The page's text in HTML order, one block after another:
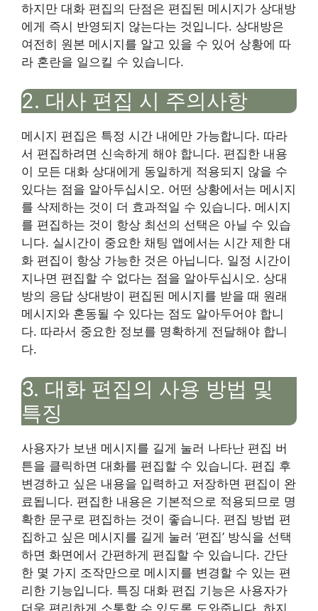
하지만 대화 편집의 단점은 편집된 메시지가 상대방
에게 즉시 반영되지 않는다는 것입니다. 상대방은
여전히 ​​원본 메시지를 알고 있을 수 있어 상황에 따
라 혼란을 일으킬 수 있습니다.
2. 대사 편집 시 주의사항
메시지 편집은 특정 시간 내에만 가능합니다. 따라
서 편집하려면 신속하게 해야 합니다. 편집한 내용
이 모든 대화 상대에게 동일하게 적용되지 않을 수
있다는 점을 알아두십시오. 어떤 상황에서는 메시지
를 삭제하는 것이 더 효과적일 수 있습니다. 메시지
를 편집하는 것이 항상 최선의 선택은 아닐 수 있습
니다. 실시간이 중요한 채팅 앱에서는 시간 제한 대
화 편집이 항상 가능한 것은 아닙니다. 일정 시간이
지나면 편집할 수 없다는 점을 알아두십시오. 상대
방의 응답 상대방이 편집된 메시지를 받을 때 원래
메시지와 혼동될 수 있다는 점도 알아두어야 합니
다. 따라서 중요한 정보를 명확하게 전달해야 합니
다.
3. 대화 편집의 사용 방법 및
특징
사용자가 보낸 메시지를 길게 눌러 나타난 편집 버
튼을 클릭하면 대화를 편집할 수 있습니다. 편집 후
변경하고 싶은 내용을 입력하고 저장하면 편집이 완
료됩니다. 편집한 내용은 기본적으로 적용되므로 명
확한 문구로 편집하는 것이 좋습니다. 편집 방법 편
집하고 싶은 메시지를 길게 눌러 ‘편집’ 방식을 선택
하면 화면에서 간편하게 편집할 수 있습니다. 간단
한 몇 가지 조작만으로 메시지를 변경할 수 있는 편
리한 기능입니다. 특징 대화 편집 기능은 사용자가
더욱 편리하게 소통할 수 있도록 도와줍니다. 하지